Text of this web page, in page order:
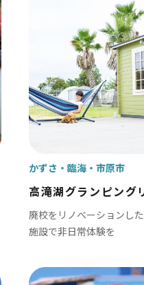
高滝湖グランピング
廃校をリノベーションし
施設で非日常体験を
かずさ・臨海 市原市